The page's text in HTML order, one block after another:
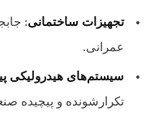
تجهیزات ساختمانی:
عمرانی.
سیستم‌های هیدرولیکی
تکرارشونده و پیچیده